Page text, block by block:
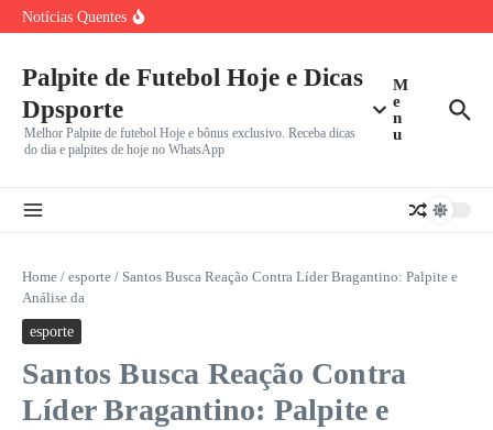
Ir para o conteúdo
Notícias Quentes
A Rússia Ainda Manda no Xadrez Mundial? Eleição da
Freguês Confirmado? João Fonseca Vence Ex-Top 2
Casper Ruud Pela
Palpite de Futebol Hoje e Dicas
Dpsporte
Melhor Palpite de futebol Hoje e bônus exclusivo. Receba dicas
do dia e palpites de hoje no WhatsApp
M
e
n
u
Home / esporte / Santos Busca Reação Contra Líder Bragantino: Palpite e
Análise da
esporte
Santos Busca Reação Contra
Líder Bragantino: Palpite e